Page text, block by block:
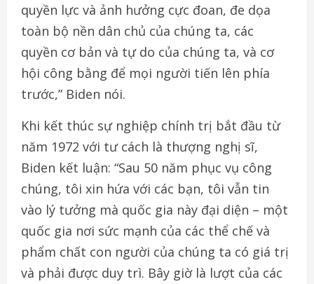
quyền lực và ảnh hưởng cực đoan, đe dọa
toàn bộ nền dân chủ của chúng ta, các
quyền cơ bản và tự do của chúng ta, và cơ
hội công bằng để mọi người tiến lên phía
trước,” Biden nói.
Khi kết thúc sự nghiệp chính trị bắt đầu từ
năm 1972 với tư cách là thượng nghị sĩ,
Biden kết luận: “Sau 50 năm phục vụ công
chúng, tôi xin hứa với các bạn, tôi vẫn tin
vào lý tưởng mà quốc gia này đại diện – một
quốc gia nơi sức mạnh của các thể chế và
phẩm chất con người của chúng ta có giá trị
và phải được duy trì. Bây giờ là lượt của các